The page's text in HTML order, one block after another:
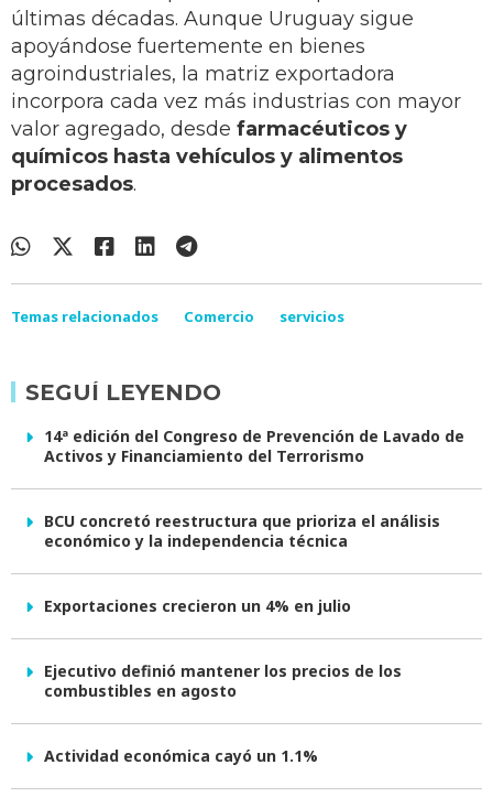
últimas décadas. Aunque Uruguay sigue
apoyándose fuertemente en bienes
agroindustriales, la matriz exportadora
incorpora cada vez más industrias con mayor
valor agregado, desde farmacéuticos y
químicos hasta vehículos y alimentos
procesados.
Temas relacionados Comercio servicios
SEGUÍ LEYENDO
14ª edición del Congreso de Prevención de Lavado de
Activos y Financiamiento del Terrorismo
BCU concretó reestructura que prioriza el análisis
económico y la independencia técnica
Exportaciones crecieron un 4% en julio
Ejecutivo definió mantener los precios de los
combustibles en agosto
Actividad económica cayó un 1.1%